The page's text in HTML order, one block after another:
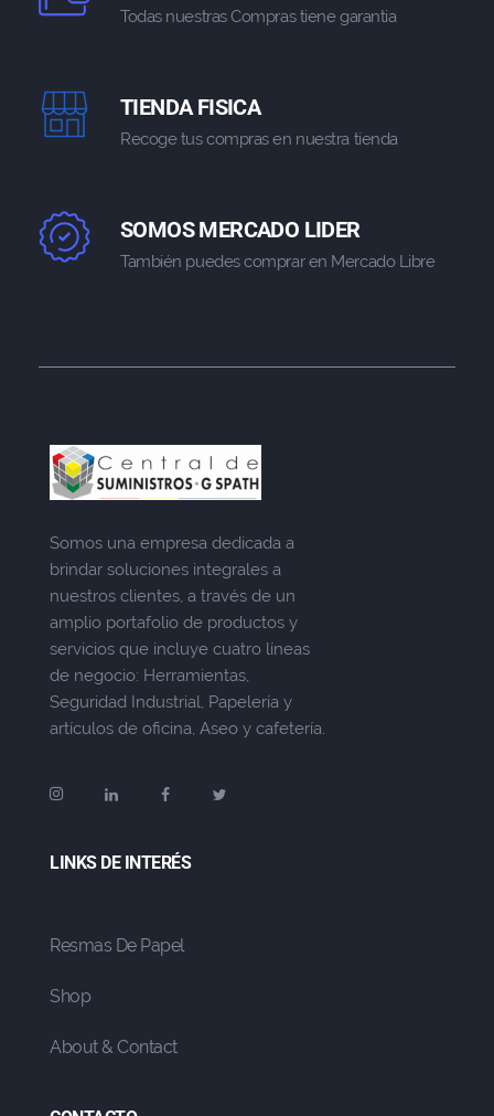
Todas nuestras Compras tiene garantia
TIENDA FISICA
Recoge tus compras en nuestra tienda
SOMOS MERCADO LIDER
También puedes comprar en Mercado Libre
Somos una empresa dedicada a
brindar soluciones integrales a
nuestros clientes, a través de un
amplio portafolio de productos y
servicios que incluye cuatro líneas
de negocio: Herramientas,
Seguridad Industrial, Papelería y
artículos de oficina, Aseo y cafetería.
LINKS DE INTERÉS
Resmas De Papel
Shop
About & Contact